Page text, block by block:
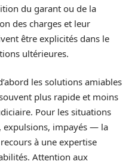
du garant ou de la
des charges et leur
être explicités dans le
ultérieures.
les solutions amiables
plus rapide et moins
Pour les situations
impayés — la
à une expertise
Attention aux